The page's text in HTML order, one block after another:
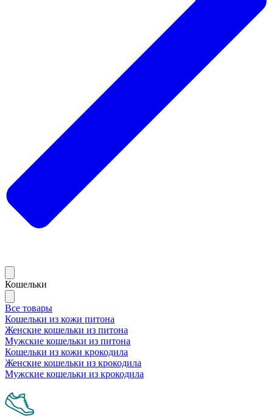
Кошельки
Все товары
Кошельки из кожи питона
Женские кошельки из питона
Мужские кошельки из питона
Кошельки из кожи крокодила
Женские кошельки из крокодила
Мужские кошельки из крокодила